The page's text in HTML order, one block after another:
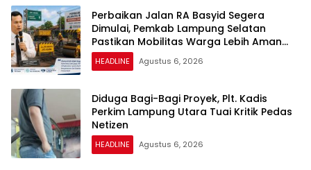
Perbaikan Jalan RA Basyid Segera
Dimulai, Pemkab Lampung Selatan
Pastikan Mobilitas Warga Lebih Aman
dan Nyaman
HEADLINE Agustus 6, 2026
Diduga Bagi-Bagi Proyek, Plt. Kadis
Perkim Lampung Utara Tuai Kritik Pedas
Netizen
HEADLINE Agustus 6, 2026